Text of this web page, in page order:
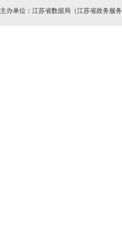
主办单位：江苏省数据局（江苏省政务服务